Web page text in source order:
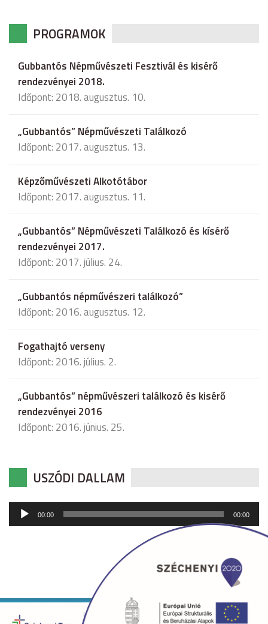
PROGRAMOK
Gubbantós Népművészeti Fesztivál és kisérő
rendezvényei 2018.
Időpont: 2018. augusztus. 10.
„Gubbantós” Népművészeti Találkozó
Időpont: 2017. augusztus. 13.
Képzőművészeti Alkotótábor
Időpont: 2017. augusztus. 11.
„Gubbantós” Népművészeti Találkozó és kísérő
rendezvényei 2017.
Időpont: 2017. július. 24.
„Gubbantós népművészeri találkozó”
Időpont: 2016. augusztus. 12.
Fogathajtó verseny
Időpont: 2016. július. 2.
„Gubbantós” népművészeri találkozó és kisérő
rendezvényei 2016
Időpont: 2016. június. 25.
USZÓDI DALLAM
Audió
lejátszó
00:00 00:00
Copyright © 2026 uszod.hu Minden jog fenntartva. •